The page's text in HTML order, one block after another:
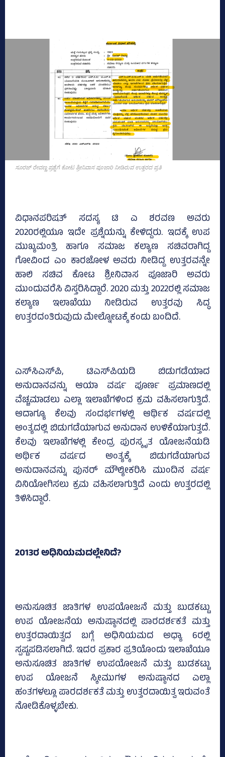
ಸೂರಜ್‌ ರೇವಣ್ಣ ಪ್ರಶ್ನೆಗೆ ಕೋಟ ಶ್ರೀನಿವಾಸ ಪೂಜಾರಿ ನೀಡಿರುವ ಉತ್ತರದ ಪ್ರತಿ
ವಿಧಾನಪರಿಷತ್‌ ಸದಸ್ಯ ಟಿ ಎ ಶರವಣ ಅವರು
2020ರಲ್ಲಿಯೂ ಇದೇ ಪ್ರಶ್ನೆಯನ್ನು ಕೇಳಿದ್ದರು. ಇದಕ್ಕೆ ಉಪ
ಮುಖ್ಯಮಂತ್ರಿ ಹಾಗೂ ಸಮಾಜ ಕಲ್ಯಾಣ ಸಚಿವರಾಗಿದ್ದ
ಗೋವಿಂದ ಎಂ ಕಾರಜೋಳ ಅವರು ನೀಡಿದ್ದ ಉತ್ತರವನ್ನೇ
ಹಾಲಿ ಸಚಿವ ಕೋಟ ಶ್ರೀನಿವಾಸ ಪೂಜಾರಿ ಅವರು
ಮುಂದುವರೆಸಿ ವಿಸ್ತರಿಸಿದ್ದಾರೆ. 2020 ಮತ್ತು 2022ರಲ್ಲಿ ಸಮಾಜ
ಕಲ್ಯಾಣ ಇಲಾಖೆಯು ನೀಡಿರುವ ಉತ್ತರವು ಸಿದ್ಧ
ಉತ್ತರದಂತಿರುವುದು ಮೇಲ್ನೋಟಕ್ಕೆ ಕಂಡು ಬಂದಿದೆ.
ಎಸ್‌ಸಿಎಸ್‌ಪಿ, ಟಿಎಸ್‌ಪಿಯಡಿ ಬಿಡುಗಡೆಯಾದ
ಅನುದಾನವನ್ನು ಆಯಾ ವರ್ಷ ಪೂರ್ಣ ಪ್ರಮಾಣದಲ್ಲಿ
ವೆಚ್ಚಮಾಡಲು ಎಲ್ಲಾ ಇಲಾಖೆಗಳಿಂದ ಕ್ರಮ ವಹಿಸಲಾಗುತ್ತಿದೆ.
ಆದಾಗ್ಯೂ ಕೆಲವು ಸಂದರ್ಭಗಳಲ್ಲಿ ಆರ್ಥಿಕ ವರ್ಷದಲ್ಲಿ
ಅಂತ್ಯದಲ್ಲಿ ಬಿಡುಗಡೆಯಾಗುವ ಅನುದಾನ ಉಳಿಕೆಯಾಗುತ್ತದೆ.
ಕೆಲವು ಇಲಾಖೆಗಳಲ್ಲಿ ಕೇಂದ್ರ ಪುರಸ್ಕೃತ ಯೋಜನೆಯಡಿ
ಅರ್ಥಿಕ ವರ್ಷದ ಅಂತ್ಯಕ್ಕೆ ಬಿಡುಗಡೆಯಾಗುವ
ಅನುದಾನವನ್ನು ಪುನರ್‌ ಮೌಲ್ಯೀಕರಿಸಿ ಮುಂದಿನ ವರ್ಷ
ವಿನಿಯೋಗಿಸಲು ಕ್ರಮ ವಹಿಸಲಾಗುತ್ತಿದೆ ಎಂದು ಉತ್ತರದಲ್ಲಿ
ತಿಳಿಸಿದ್ದಾರೆ.
2013ರ ಅಧಿನಿಯಮದಲ್ಲೇನಿದೆ?
ಅನುಸೂಚಿತ ಜಾತಿಗಳ ಉಪಯೋಜನೆ ಮತ್ತು ಬುಡಕಟ್ಟು
ಉಪ ಯೋಜನೆಯ ಅನುಷ್ಠಾನದಲ್ಲಿ ಪಾರದರ್ಶಕತೆ ಮತ್ತು
ಉತ್ತರದಾಯಿತ್ವದ ಬಗ್ಗೆ ಅಧಿನಿಯಮದ ಅಧ್ಯಾ 6ರಲ್ಲಿ
ಸ್ಪಷ್ಟಪಡಿಸಲಾಗಿದೆ. ಇದರ ಪ್ರಕಾರ ಪ್ರತಿಯೊಂದು ಇಲಾಖೆಯೂ
ಅನುಸೂಚಿತ ಜಾತಿಗಳ ಉಪಯೋಜನೆ ಮತ್ತು ಬುಡಕಟ್ಟು
ಉಪ ಯೋಜನೆ ಸ್ಕೀಮುಗಳ ಅನುಷ್ಠಾನದ ಎಲ್ಲಾ
ಹಂತಗಳಲ್ಲೂ ಪಾರದರ್ಶಕತೆ ಮತ್ತು ಉತ್ತರದಾಯಿತ್ವ ಇರುವಂತೆ
ನೋಡಿಕೊಳ್ಳಬೇಕು.